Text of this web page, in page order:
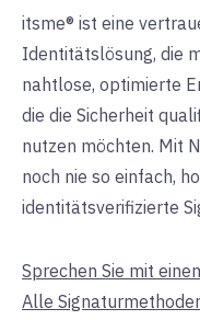
itsme® ist eine
Identitätslösung, die
nahtlose, optimierte
die die Sicherheit
nutzen möchten. Mit
noch nie so einfach,
identitätsverifizierte
Sprechen Sie mit
Alle